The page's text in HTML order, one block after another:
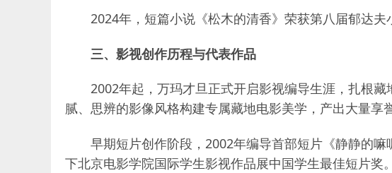
2024年，短篇小说《松木的清香》荣获第八届郁达夫
三、影视创作历程与代表作品
2002年起，万玛才旦正式开启影视编导生涯，扎根
腻、思辨的影像风格构建专属藏地电影美学，产出大量享
早期短片创作阶段，2002年编导首部短片《静静的
下北京电影学院国际学生影视作品展中国学生最佳短片